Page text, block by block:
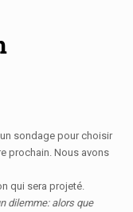
sondage pour choisir
prochain. Nous avons
qui sera projeté.
dilemme: alors que